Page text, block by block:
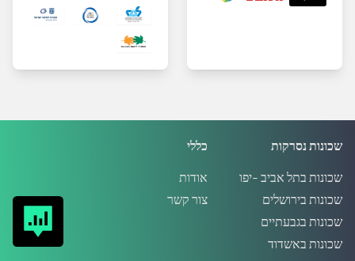
כללי
אודות
צור קשר
שכונות נסרקות
שכונות בתל אביב -יפו
שכונות בירושלים
שכונות בגבעתיים
שכונות באשדוד